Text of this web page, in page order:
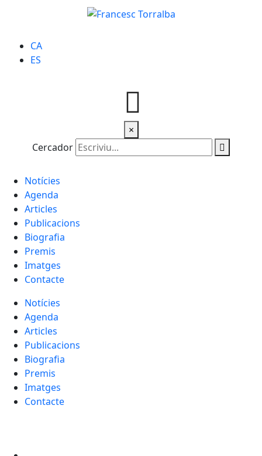
CA
ES
×
Cercador
Notícies
Agenda
Articles
Publicacions
Biografia
Premis
Imatges
Contacte
Notícies
Agenda
Articles
Publicacions
Biografia
Premis
Imatges
Contacte